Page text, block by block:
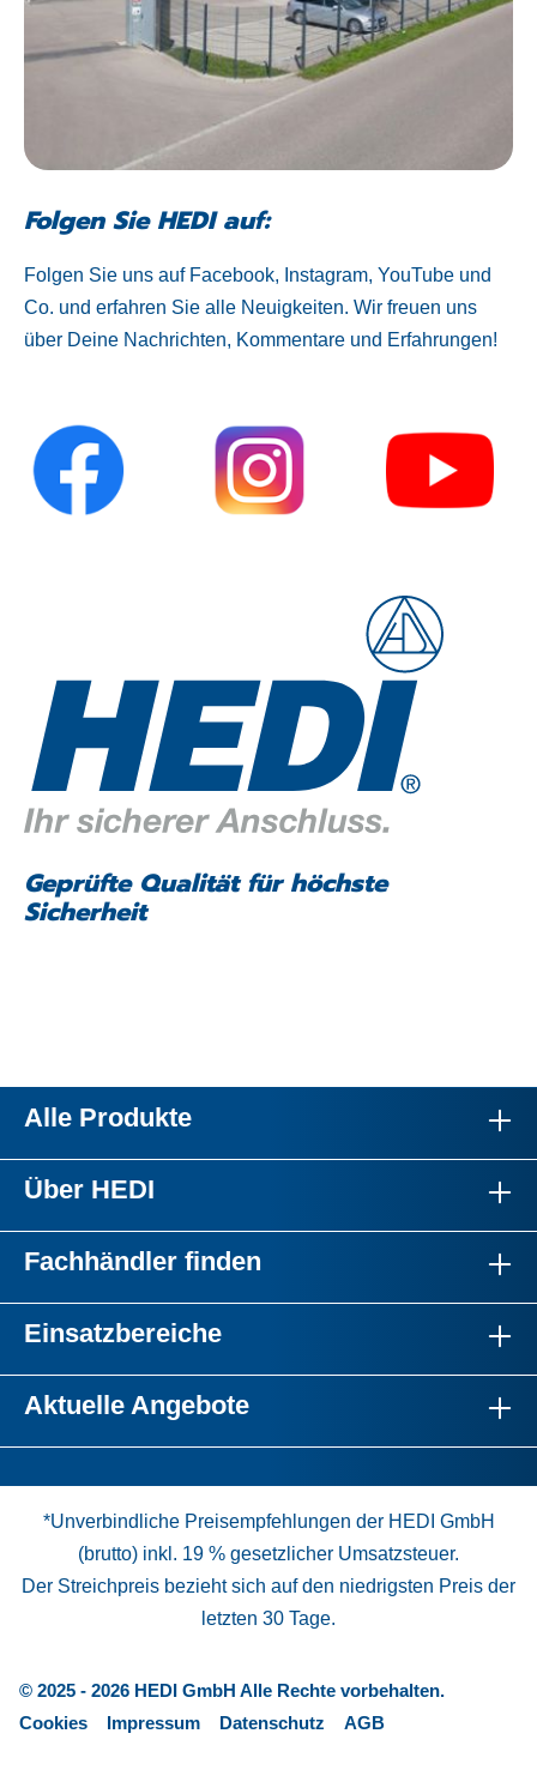
Folgen Sie HEDI auf:
Folgen Sie uns auf Facebook, Instagram, YouTube und
Co. und erfahren Sie alle Neuigkeiten. Wir freuen uns
über Deine Nachrichten, Kommentare und Erfahrungen!
Geprüfte Qualität für höchste
Sicherheit
Alle Produkte
Über HEDI
Fachhändler finden
Einsatzbereiche
Aktuelle Angebote
*Unverbindliche Preisempfehlungen der HEDI GmbH
(brutto) inkl. 19 % gesetzlicher Umsatzsteuer.
Der Streichpreis bezieht sich auf den niedrigsten Preis der
letzten 30 Tage.
© 2025 - 2026 HEDI GmbH Alle Rechte vorbehalten.
Cookies
Impressum Datenschutz AGB